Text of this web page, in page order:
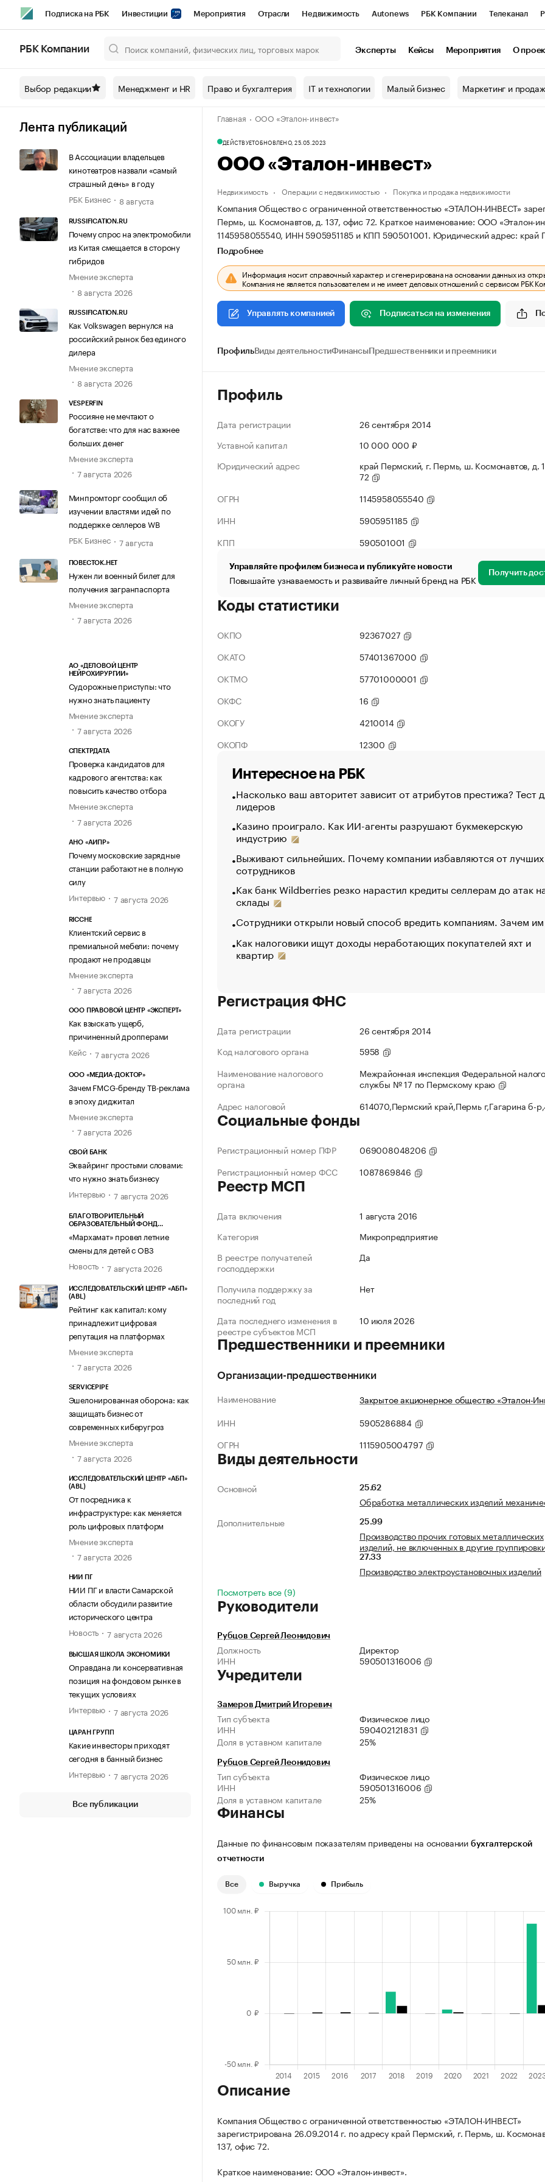
Подписка на РБК Инвестиции Мероприятия Отрасли Недвижимость Autonews РБК Компании Телеканал
Спецпроекты СПб Конференции СПб Спецпроекты Проверка контрагентов
Технологии и медиа Рынок наличной валюты
РБК Компании Эксперты Кейсы Мероприятия О
Выбор редакции Менеджмент и HR Право и бухгалтерия IT и технологии Малый бизнес Маркетинг и
Лента публикаций
В Ассоциации владельцев
кинотеатров назвали «самый
страшный день» в году
РБК Бизнес
8 августа
RUSSIFICATION.RU
Почему спрос на электромобили
из Китая смещается в сторону
гибридов
Мнение эксперта
8 августа 2026
RUSSIFICATION.RU
Как Volkswagen вернулся на
российский рынок без единого
дилера
Мнение эксперта
8 августа 2026
VESPERFIN
Россияне не мечтают о
богатстве: что для нас важнее
больших денег
Мнение эксперта
7 августа 2026
Минпромторг сообщил об
изучении властями идей по
поддержке селлеров WB
РБК Бизнес
7 августа
ПОВЕСТОК.НЕТ
Нужен ли военный билет для
получения загранпаспорта
Мнение эксперта
7 августа 2026
АО «ДЕЛОВОЙ ЦЕНТР
НЕЙРОХИРУРГИИ»
Судорожные приступы: что
нужно знать пациенту
Мнение эксперта
7 августа 2026
СПЕКТРДАТА
Проверка кандидатов для
кадрового агентства: как
повысить качество отбора
Мнение эксперта
7 августа 2026
АНО «АИПР»
Почему московские зарядные
станции работают не в полную
силу
Интервью
7 августа 2026
RICCHE
Клиентский сервис в
премиальной мебели: почему
продают не продавцы
Мнение эксперта
7 августа 2026
ООО ПРАВОВОЙ ЦЕНТР «ЭКСПЕРТ»
Как взыскать ущерб,
причиненный дропперами
Кейс
7 августа 2026
ООО «МЕДИА-ДОКТОР»
Зачем FMCG-бренду ТВ-реклама
в эпоху диджитал
Мнение эксперта
7 августа 2026
СВОЙ БАНК
Эквайринг простыми словами:
что нужно знать бизнесу
Интервью
7 августа 2026
БЛАГОТВОРИТЕЛЬНЫЙ
ОБРАЗОВАТЕЛЬНЫЙ ФОНД
«Мархамат» провел летние
смены для детей с ОВЗ
Новость
7 августа 2026
ИССЛЕДОВАТЕЛЬСКИЙ ЦЕНТР «АБП»
(ABL)
Рейтинг как капитал: кому
принадлежит цифровая
репутация на платформах
Мнение эксперта
7 августа 2026
SERVICEPIPE
Эшелонированная оборона: как
защищать бизнес от
современных киберугроз
Мнение эксперта
7 августа 2026
ИССЛЕДОВАТЕЛЬСКИЙ ЦЕНТР «АБП»
(ABL)
От посредника к
инфраструктуре: как меняется
роль цифровых платформ
Мнение эксперта
7 августа 2026
НИИ ПГ
НИИ ПГ и власти Самарской
области обсудили развитие
исторического центра
Новость
7 августа 2026
ВЫСШАЯ ШКОЛА ЭКОНОМИКИ
Оправдана ли консервативная
позиция на фондовом рынке в
текущих условиях
Интервью
7 августа 2026
ЦАРАН ГРУПП
Какие инвесторы приходят
сегодня в банный бизнес
Интервью
7 августа 2026
Все публикации
Главная ООО «Эталон-инвест»
ДЕЙСТВУЕТОБНОВЛЕНО, 25.05.2023
ООО «Эталон-инвест»
Недвижимость Операции с недвижимостью Покупка и продажа недвижимости
Компания Общество с ограниченной ответственностью «ЭТАЛОН-ИНВЕСТ»
Пермь, ш. Космонавтов, д. 137, офис 72. Краткое наименование: ООО «Эталон-
1145958055540, ИНН 5905951185 и КПП 590501001. Юридический адрес: край
Подробнее
Информация носит справочный характер и сгенерирована на основании данных из
Компания не является пользователем и не имеет деловых отношений с сервисом РБК
Управлять компанией Подписаться на изменения
ПрофильВиды деятельностиФинансыПредшественники и преемники
Профиль
Дата регистрации
26 сентября 2014
Уставной капитал
10 000 000 ₽
Юридический адрес
край Пермский, г. Пермь, ш. Космонавтов, д.
72
ОГРН
1145958055540
ИНН
5905951185
КПП
590501001
Управляйте профилем бизнеса и публикуйте новости
Повышайте узнаваемость и развивайте личный бренд на РБК Получить
Коды статистики
ОКПО
92367027
ОКАТО
57401367000
ОКТМО
57701000001
ОКФС
16
ОКОГУ
4210014
ОКОПФ
12300
Интересное на РБК
Насколько ваш авторитет зависит от атрибутов престижа? Тест
лидеров
Казино проиграло. Как ИИ-агенты разрушают букмекерскую
индустрию
Выживают сильнейших. Почему компании избавляются от лучших
сотрудников
Как банк Wildberries резко нарастил кредиты селлерам до атак
склады
Сотрудники открыли новый способ вредить компаниям. Зачем
Как налоговики ищут доходы неработающих покупателей яхт и
квартир
Регистрация ФНС
Дата регистрации
26 сентября 2014
Код налогового органа
5958
Наименование налогового
органа
Межрайонная инспекция Федеральной
службы № 17 по Пермскому краю
Адрес налоговой
614070,Пермский край,Пермь г,Гагарина б-
Социальные фонды
Регистрационный номер ПФР
069008048206
Регистрационный номер ФСС
1087869846
Реестр МСП
Дата включения
1 августа 2016
Категория
Микропредприятие
В реестре получателей
господдержки
Да
Получила поддержку за
последний год
Нет
Дата последнего изменения в
реестре субъектов МСП
10 июля 2026
Предшественники и преемники
Организации-предшественники
Наименование
Закрытое акционерное общество «Эталон-
ИНН
5905286884
ОГРН
1115905004797
Виды деятельности
Основной 25.62
Обработка металлических изделий
Дополнительные
25.99
Производство прочих готовых металлических
изделий, не включенных в другие
27.33
Производство электроустановочных изделий
Посмотреть все (9)
Руководители
Рубцов Сергей Леонидович
Должность
Директор
ИНН
590501316006
Учредители
Замеров Дмитрий Игоревич
Тип субъекта
Физическое лицо
ИНН
590402121831
Доля в уставном капитале
25%
Рубцов Сергей Леонидович
Тип субъекта
Физическое лицо
ИНН
590501316006
Доля в уставном капитале
25%
Финансы
Данные по финансовым показателям приведены на основании бухгалтерской
отчетности
Все Выручка Прибыль
Описание
Компания Общество с ограниченной ответственностью «ЭТАЛОН-ИНВЕСТ»
зарегистрирована 26.09.2014 г. по адресу край Пермский, г. Пермь, ш.
137, офис 72.
Краткое наименование: ООО «Эталон-инвест».